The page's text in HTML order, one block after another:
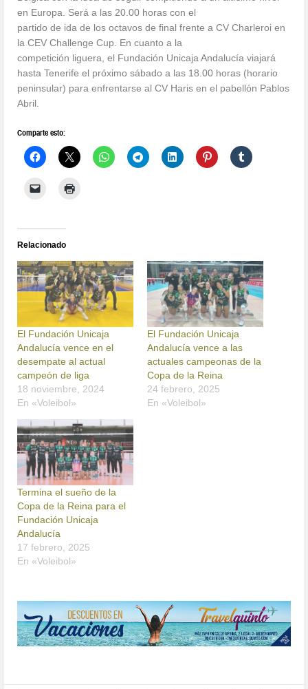
en Europa. Será a las 20.00 horas con el
partido de ida de los octavos de final frente a CV Charleroi en
la CEV Challenge Cup. En cuanto a la
competición liguera, el Fundación Unicaja Andalucía viajará
hasta Tenerife el próximo sábado a las 18.00 horas (horario
peninsular) para enfrentarse al CV Haris en el pabellón Pablos
Abril.
Comparte esto:
Relacionado
El Fundación Unicaja
Andalucía vence en el
desempate al actual
campeón de liga
18 noviembre, 2024
En «Voleibol»
El Fundación Unicaja
Andalucía vence a las
actuales campeonas de la
Copa de la Reina
24 febrero, 2025
En «Voleibol»
Termina el sueño de la
Copa de la Reina para el
Fundación Unicaja
Andalucía
17 febrero, 2025
En «Voleibol»